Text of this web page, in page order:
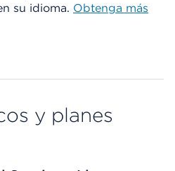
su idioma. Obtenga más
y planes